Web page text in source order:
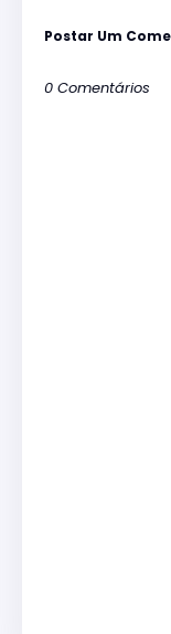
Postar Um
0 Comentários